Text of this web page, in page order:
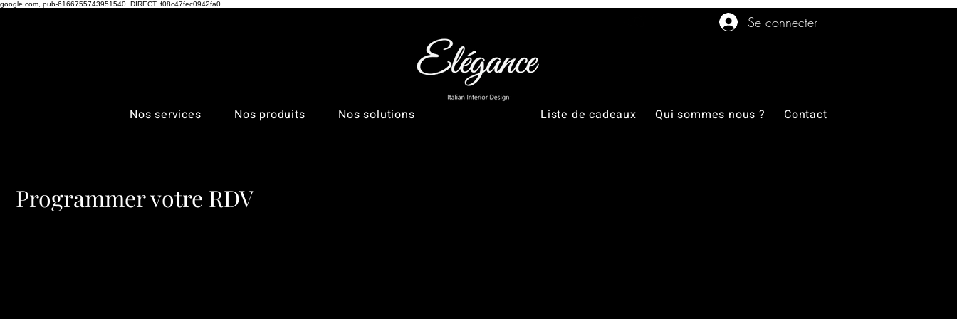
google.com, pub-6166755743951540, DIRECT, f08c47fec0942fa0
Se connecter
Nos services Nos produits Nos solutions Liste de cadeaux Qui sommes nous ? Contact
Programmer votre RDV